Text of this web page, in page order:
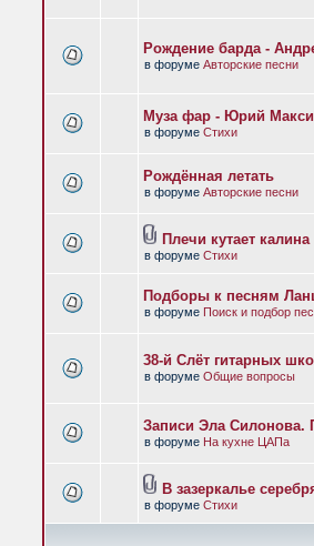
Рождение барда -
в форуме Авторские песни
Муза фар - Юрий
в форуме Стихи
Рождённая летать
в форуме Авторские песни
Плечи кутает
в форуме Стихи
Подборы к песням
в форуме Поиск и подбор
38-й Слёт гитарных
в форуме Общие вопросы
Записи Эла Силонова.
в форуме На кухне ЦАПа
В зазеркалье
в форуме Стихи